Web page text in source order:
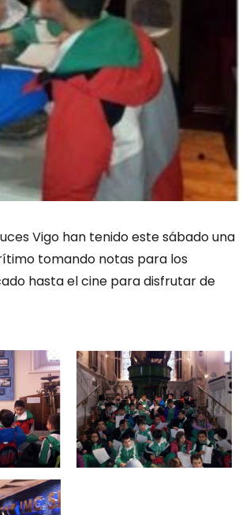
Vigo han tenido este sábado una
tomando notas para los
hasta el cine para disfrutar de